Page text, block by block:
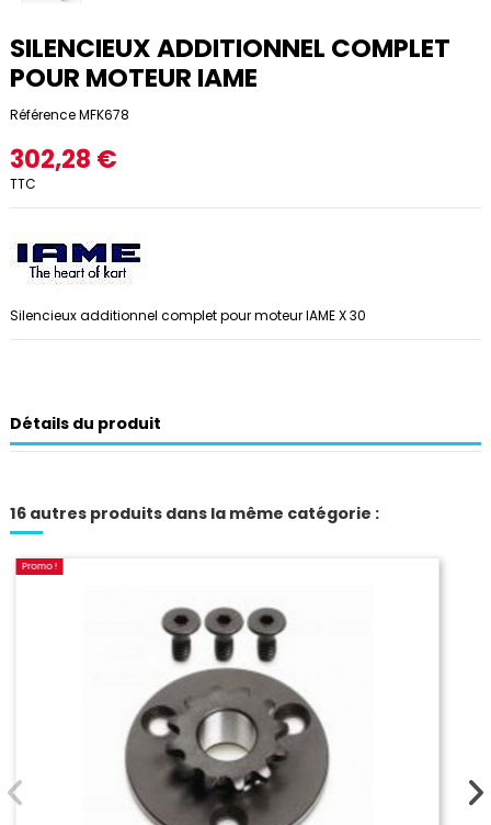
SILENCIEUX ADDITIONNEL COMPLET
POUR MOTEUR IAME
RéférenceMFK678
302,28 €
TTC
Silencieux additionnel complet pour moteur IAME X 30
Détails du produit
16 autres produits dans la même catégorie :